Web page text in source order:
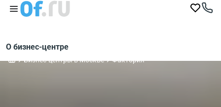
О бизнес-центре
Бизнес-центры в Москве Фактория